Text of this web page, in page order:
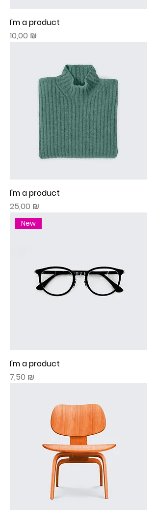
I'm a product
Prix
10,00 ₪
I'm a product
Prix
25,00 ₪
New
I'm a product
Prix
7,50 ₪